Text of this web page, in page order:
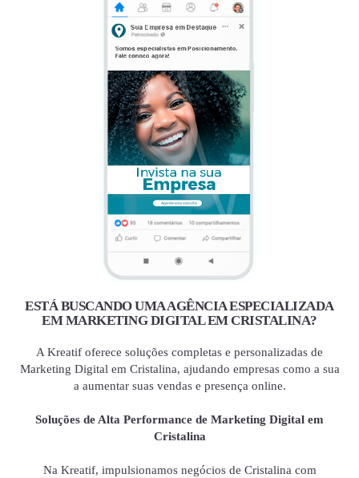
ESTÁ BUSCANDO UMA AGÊNCIA ESPECIALIZADA
EM MARKETING DIGITAL EM CRISTALINA?
A Kreatif oferece soluções completas e personalizadas de
Marketing Digital em Cristalina, ajudando empresas como a sua
a aumentar suas vendas e presença online.
Soluções de Alta Performance de Marketing Digital em
Cristalina
Na Kreatif, impulsionamos negócios de Cristalina com